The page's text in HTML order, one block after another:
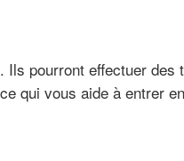
pourront effectuer des
qui vous aide à entrer